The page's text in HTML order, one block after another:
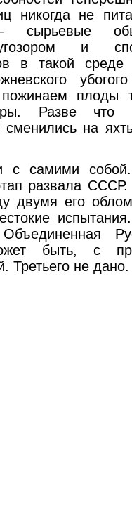
никогда не
сырьевые
и
в такой
плоды
Разве что
сменились на
с самими
развала
двумя его
быть, с
Третьего не дано.